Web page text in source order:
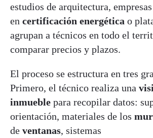
estudios de arquitectura,
en certificación energética o
agrupan a técnicos en todo el
comparar precios y plazos.
El proceso se estructura en tres
Primero, el técnico realiza una
inmueble para recopilar datos:
orientación, materiales de los
de ventanas, sistemas